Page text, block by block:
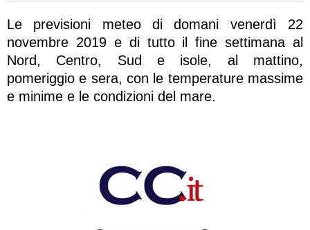
Le previsioni meteo di domani venerdì 22
novembre 2019 e di tutto il fine settimana al
Nord, Centro, Sud e isole, al mattino,
pomeriggio e sera, con le temperature massime
e minime e le condizioni del mare.